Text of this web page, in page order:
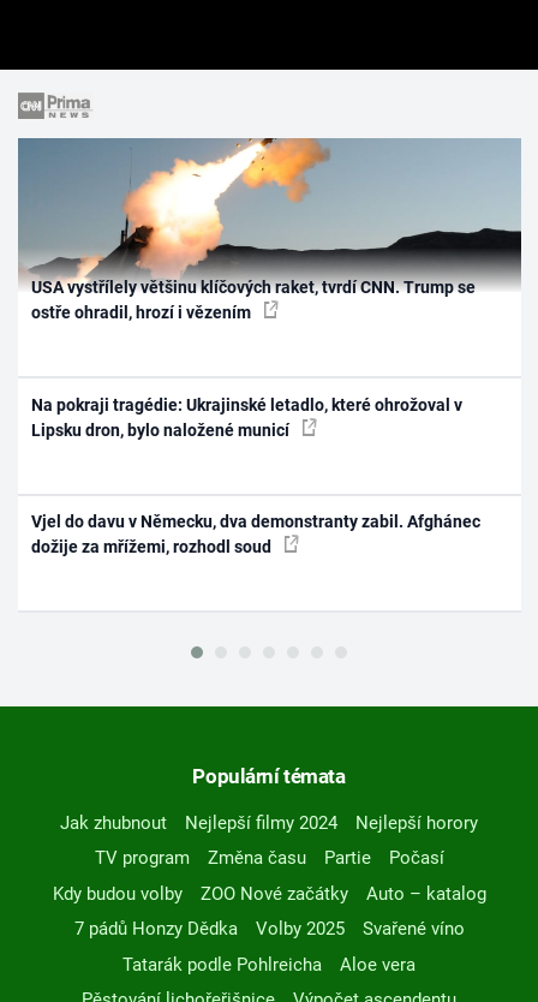
USA vystřílely většinu klíčových raket, tvrdí CNN. Trump se
ostře ohradil, hrozí i vězením
Na pokraji tragédie: Ukrajinské letadlo, které ohrožoval v
Lipsku dron, bylo naložené municí
Vjel do davu v Německu, dva demonstranty zabil. Afghánec
dožije za mřížemi, rozhodl soud
Populární témata
Jak zhubnout Nejlepší filmy 2024
Nejlepší horory
TV program
Změna času Partie
Počasí
Kdy budou volby
ZOO Nové začátky
Auto – katalog
7 pádů Honzy Dědka
Volby 2025
Svařené víno
Tatarák podle Pohlreicha
Aloe vera